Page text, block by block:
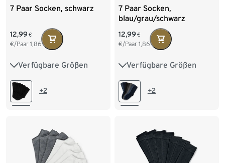
7 Paar Socken, schwarz
12,99 €
€/Paar 1,86
Verfügbare Größen
41-43 44-46
+2
7 Paar Socken,
blau/grau/schwarz
12,99 €
€/Paar 1,86
Verfügbare Größen
41-43 44-46
+2